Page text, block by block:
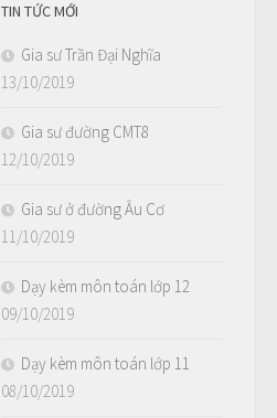
TIN TỨC MỚI
Gia sư Trần Đại Nghĩa
13/10/2019
Gia sư đường CMT8
12/10/2019
Gia sư ở đường Âu Cơ
11/10/2019
Dạy kèm môn toán lớp 12
09/10/2019
Dạy kèm môn toán lớp 11
08/10/2019